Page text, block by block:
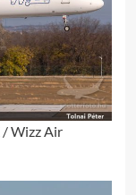
Wizz Air